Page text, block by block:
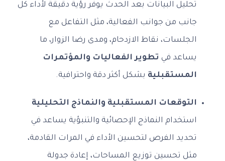
تحليل البيانات بعد الحدث يوفر رؤية دقيقة لأداء كل
جانب من جوانب الفعالية، مثل التفاعل مع
الجلسات، نقاط الازدحام، ومدى رضا الزوار، ما
يساعد في تطوير الفعاليات والمؤتمرات
المستقبلية بشكل أكثر دقة واحترافية.
التوقعات المستقبلية والنماذج التحليلية
استخدام النماذج الإحصائية والتنبؤية يساعد في
تحديد الفرص لتحسين الأداء في المرات القادمة،
مثل تحسين توزيع المساحات، إعادة جدولة